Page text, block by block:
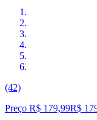
(42)
Preço R$ 179,99R$